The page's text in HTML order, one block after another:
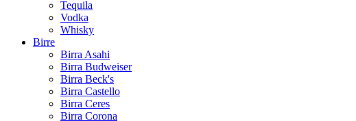
Tequila
Vodka
Whisky
Birre
Birra Asahi
Birra Budweiser
Birra Beck's
Birra Castello
Birra Ceres
Birra Corona